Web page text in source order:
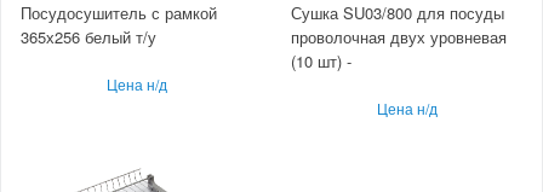
Посудосушитель с рамкой
365х256 белый т/у
Цена н/д
Сушка SU03/800 для посуды
проволочная двух уровневая
(10 шт) -
Цена н/д